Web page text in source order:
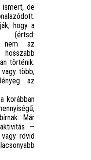
ismert, de
hogy a
(értsd:
nem az
történik.
több,
az
korábban
Már
—
rövid